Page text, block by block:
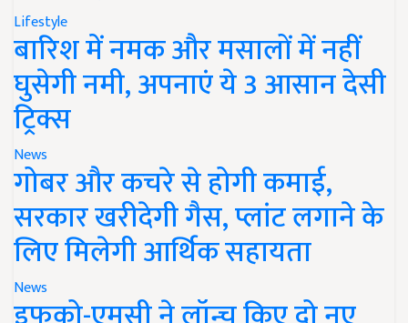
Lifestyle
बारिश में नमक और मसालों में नहीं
घुसेगी नमी, अपनाएं ये 3 आसान देसी
ट्रिक्स
News
गोबर और कचरे से होगी कमाई,
सरकार खरीदेगी गैस, प्लांट लगाने के
लिए मिलेगी आर्थिक सहायता
News